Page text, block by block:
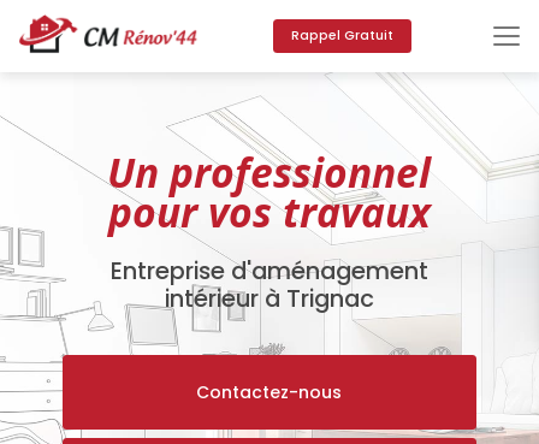
au
contenu
principal
Rappel Gratuit
Un professionnel
pour vos travaux
Entreprise d'aménagement
intérieur à Trignac
Contactez-nous